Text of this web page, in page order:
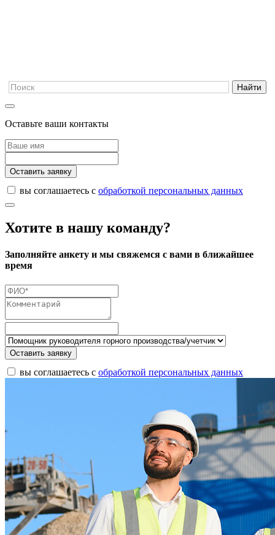
Оставьте ваши контакты
Оставить заявку
вы соглашаетесь с обработкой персональных данных
Хотите в нашу команду?
Заполняйте анкету и мы свяжемся с вами в ближайшее
время
Оставить заявку
вы соглашаетесь с обработкой персональных данных